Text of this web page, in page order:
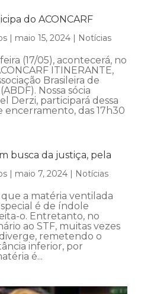
do ACONCARF
| maio 15, 2024| Notícias
(17/05), acontecerá, no
ITINERANTE,
Brasileira de
Nossa sócia
Derzi, participará dessa
encerramento, das 17h30
busca da justiça, pela
| maio 7, 2024| Notícias
a matéria ventilada
é de índole
o. Entretanto, no
ao STF, muitas vezes
remetendo o
inferior, por
é...